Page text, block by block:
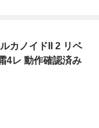
動作確
フト 霜6レ 動作確
認済み
カノイドII 2 リベ
4レ 動作確認済み